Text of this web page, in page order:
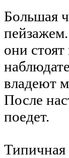
Большая
они
владеют
После
поедет.
Типичная